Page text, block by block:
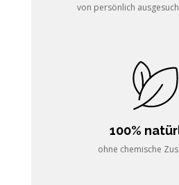
von persönlich
100%
ohne chemische